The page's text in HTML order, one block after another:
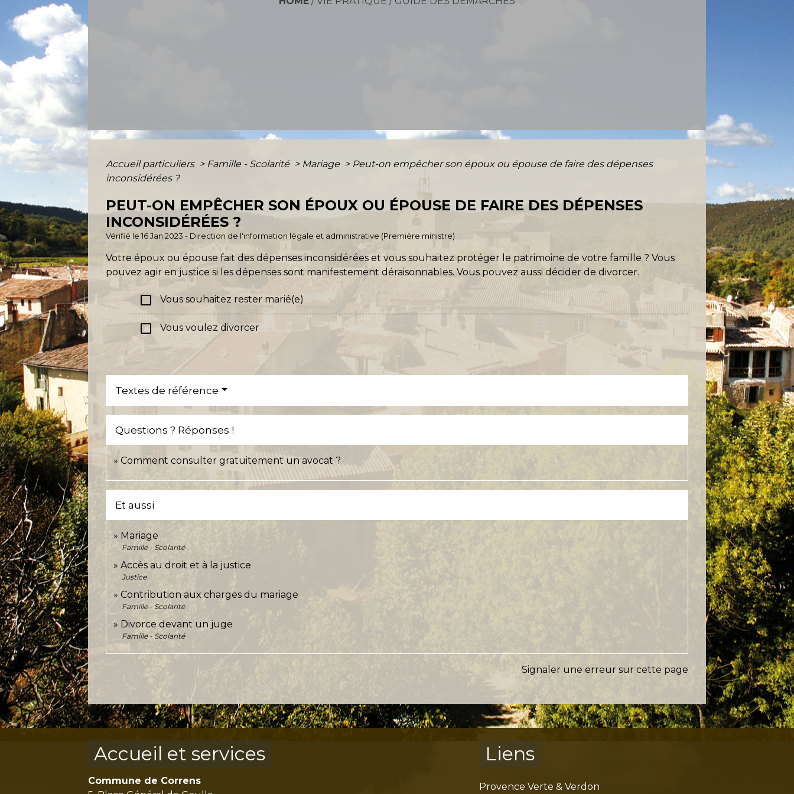
Accueil particuliers > Famille - Scolarité > Mariage > Peut-on empêcher son époux ou épouse de faire des dépenses
inconsidérées ?
PEUT-ON EMPÊCHER SON ÉPOUX OU ÉPOUSE DE FAIRE DES DÉPENSES
INCONSIDÉRÉES ?
Vérifié le 16 Jan 2023 - Direction de l'information légale et administrative (Première ministre)
Votre époux ou épouse fait des dépenses inconsidérées et vous souhaitez protéger le patrimoine de votre famille ? Vous
pouvez agir en justice si les dépenses sont manifestement déraisonnables. Vous pouvez aussi décider de divorcer.
check_box_outline_blank Vous souhaitez rester marié(e)
check_box_outline_blank Vous voulez divorcer
Textes de référence
Questions ? Réponses !
Comment consulter gratuitement un avocat ?
Et aussi
Mariage
Famille - Scolarité
Accès au droit et à la justice
Justice
Contribution aux charges du mariage
Famille - Scolarité
Divorce devant un juge
Famille - Scolarité
Signaler une erreur sur cette page
Accueil et services
Commune de Correns
Liens
Provence Verte & Verdon